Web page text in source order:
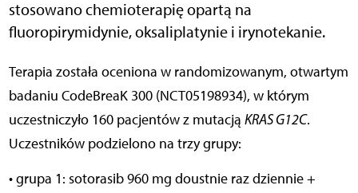
stosowano chemioterapię opartą na
fluoropirymidynie, oksaliplatynie i irynotekanie.
Terapia została oceniona w randomizowanym, otwartym
badaniu CodeBreaK 300 (NCT05198934), w którym
uczestniczyło 160 pacjentów z mutacją KRAS G12C.
Uczestników podzielono na trzy grupy:
• grupa 1: sotorasib 960 mg doustnie raz dziennie +